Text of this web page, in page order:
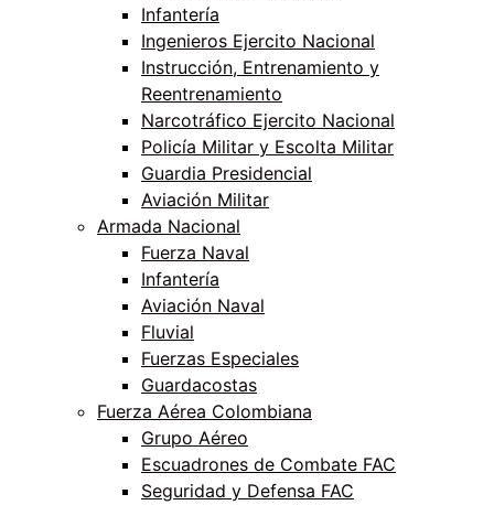
Infantería
Ingenieros Ejercito Nacional
Instrucción, Entrenamiento y
Reentrenamiento
Narcotráfico Ejercito Nacional
Policía Militar y Escolta Militar
Guardia Presidencial
Aviación Militar
Armada Nacional
Fuerza Naval
Infantería
Aviación Naval
Fluvial
Fuerzas Especiales
Guardacostas
Fuerza Aérea Colombiana
Grupo Aéreo
Escuadrones de Combate FAC
Seguridad y Defensa FAC